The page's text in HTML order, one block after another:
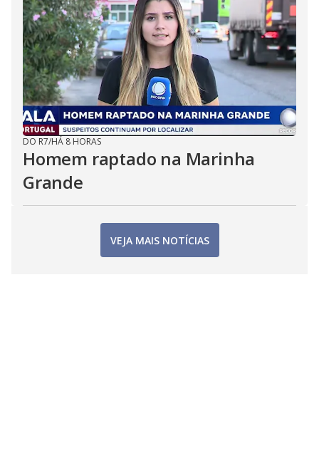
DO R7/HÁ 8 HORAS
Homem raptado na Marinha
Grande
VEJA MAIS NOTÍCIAS